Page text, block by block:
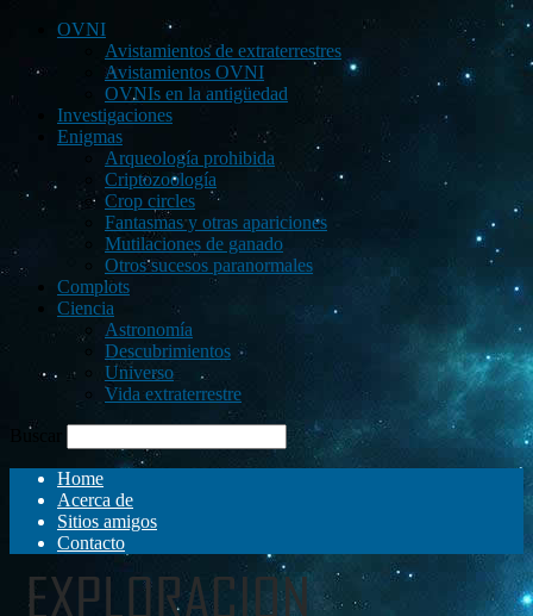
OVNI
Avistamientos de extraterrestres
Avistamientos OVNI
OVNIs en la antigüedad
Investigaciones
Enigmas
Arqueología prohibida
Criptozoología
Crop circles
Fantasmas y otras apariciones
Mutilaciones de ganado
Otros sucesos paranormales
Complots
Ciencia
Astronomía
Descubrimientos
Universo
Vida extraterrestre
Buscar
Home
Acerca de
Sitios amigos
Contacto